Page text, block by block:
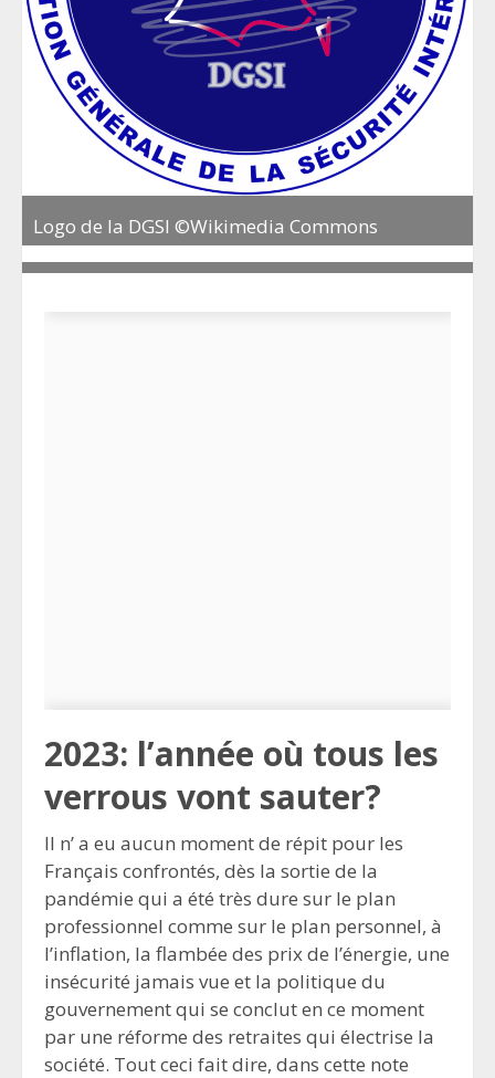
Logo de la DGSI ©Wikimedia Commons
2023: l’année où tous les
verrous vont sauter?
Il n’ a eu aucun moment de répit pour les
Français confrontés, dès la sortie de la
pandémie qui a été très dure sur le plan
professionnel comme sur le plan personnel, à
l’inflation, la flambée des prix de l’énergie, une
insécurité jamais vue et la politique du
gouvernement qui se conclut en ce moment
par une réforme des retraites qui électrise la
société. Tout ceci fait dire, dans cette note